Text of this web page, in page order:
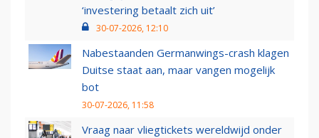
‘investering betaalt zich uit’
30-07-2026, 12:10
Nabestaanden Germanwings-crash klagen
Duitse staat aan, maar vangen mogelijk
bot
30-07-2026, 11:58
Vraag naar vliegtickets wereldwijd onder